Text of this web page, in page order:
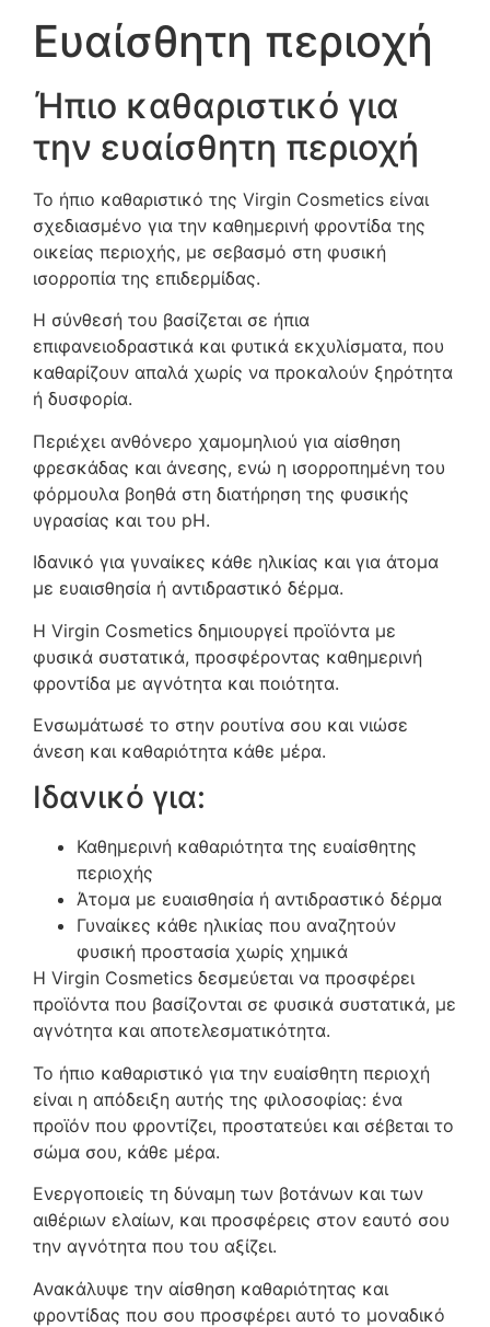
Ευαίσθητη περιοχή
Ήπιο καθαριστικό για
την ευαίσθητη περιοχή
Το ήπιο καθαριστικό της Virgin Cosmetics είναι
σχεδιασμένο για την καθημερινή φροντίδα της
οικείας περιοχής, με σεβασμό στη φυσική
ισορροπία της επιδερμίδας.
Η σύνθεσή του βασίζεται σε ήπια
επιφανειοδραστικά και φυτικά εκχυλίσματα, που
καθαρίζουν απαλά χωρίς να προκαλούν ξηρότητα
ή δυσφορία.
Περιέχει ανθόνερο χαμομηλιού για αίσθηση
φρεσκάδας και άνεσης, ενώ η ισορροπημένη του
φόρμουλα βοηθά στη διατήρηση της φυσικής
υγρασίας και του pH.
Ιδανικό για γυναίκες κάθε ηλικίας και για άτομα
με ευαισθησία ή αντιδραστικό δέρμα.
Η Virgin Cosmetics δημιουργεί προϊόντα με
φυσικά συστατικά, προσφέροντας καθημερινή
φροντίδα με αγνότητα και ποιότητα.
Ενσωμάτωσέ το στην ρουτίνα σου και νιώσε
άνεση και καθαριότητα κάθε μέρα.
Ιδανικό για:
Καθημερινή καθαριότητα της ευαίσθητης
περιοχής
Άτομα με ευαισθησία ή αντιδραστικό δέρμα
Γυναίκες κάθε ηλικίας που αναζητούν
φυσική προστασία χωρίς χημικά
Η Virgin Cosmetics δεσμεύεται να προσφέρει
προϊόντα που βασίζονται σε φυσικά συστατικά, με
αγνότητα και αποτελεσματικότητα.
Το ήπιο καθαριστικό για την ευαίσθητη περιοχή
είναι η απόδειξη αυτής της φιλοσοφίας: ένα
προϊόν που φροντίζει, προστατεύει και σέβεται το
σώμα σου, κάθε μέρα.
Ενεργοποιείς τη δύναμη των βοτάνων και των
αιθέριων ελαίων, και προσφέρεις στον εαυτό σου
την αγνότητα που του αξίζει.
Ανακάλυψε την αίσθηση καθαριότητας και
φροντίδας που σου προσφέρει αυτό το μοναδικό